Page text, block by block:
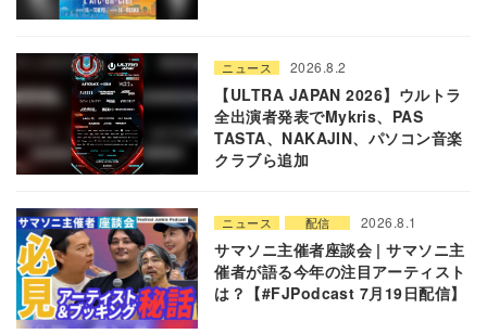
ニュース 2026.8.2
【ULTRA JAPAN 2026】ウルトラ
全出演者発表でMykris、PAS
TASTA、NAKAJIN、パソコン音楽
クラブら追加
ニュース 配信 2026.8.1
サマソニ主催者座談会 | サマソニ主
催者が語る今年の注目アーティスト
は？【#FJPodcast 7月19日配信】